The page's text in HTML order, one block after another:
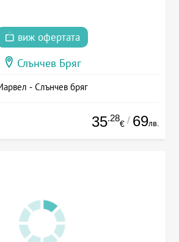
виж офертата
Слънчев Бряг
- Слънчев бряг
35.28
€ / 69лв.